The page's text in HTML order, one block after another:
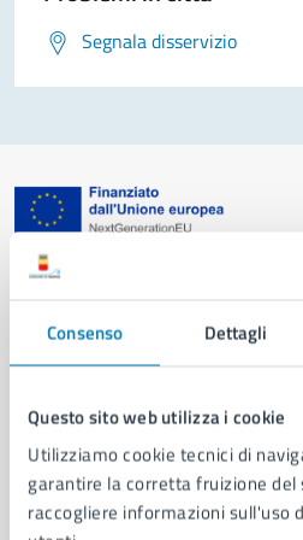
Consenso Dettagli
Questo sito web utilizza i cookie
Utilizziamo cookie tecnici di
garantire la corretta fruizione
raccogliere informazioni sull'uso
Segnala disservizio
Organi di governo
Municipalità
Uffici
Enti e fondazioni
Politici